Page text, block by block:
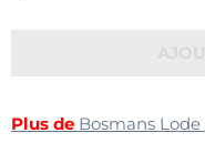
Plus de Bosmans Lode